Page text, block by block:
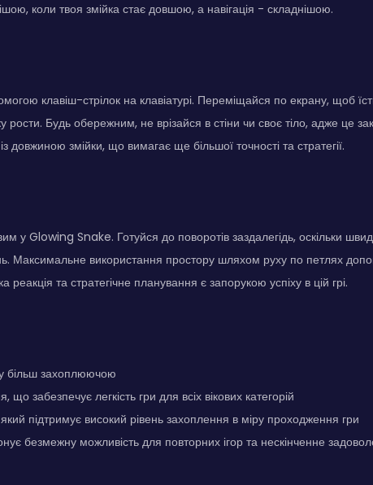
коли твоя змійка стає довшою, а навігація - складнішою.
клавіш-стрілок на клавіатурі. Переміщайся по екрану, щоб
рости. Будь обережним, не врізайся в стіни чи своє тіло, адже це
довжиною змійки, що вимагає ще більшої точності та стратегії.
у Glowing Snake. Готуйся до поворотів заздалегідь, оскільки
Максимальне використання простору шляхом руху по петлях
реакція та стратегічне планування є запорукою успіху в цій грі.
більш захоплюючою
що забезпечує легкість гри для всіх вікових категорій
підтримує високий рівень захоплення в міру проходження гри
безмежну можливість для повторних ігор та нескінченне